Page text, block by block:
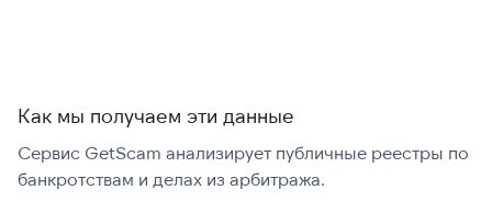
Как мы получаем эти данные
Сервис GetScam анализирует публичные реестры по
банкротствам и делах из арбитража.